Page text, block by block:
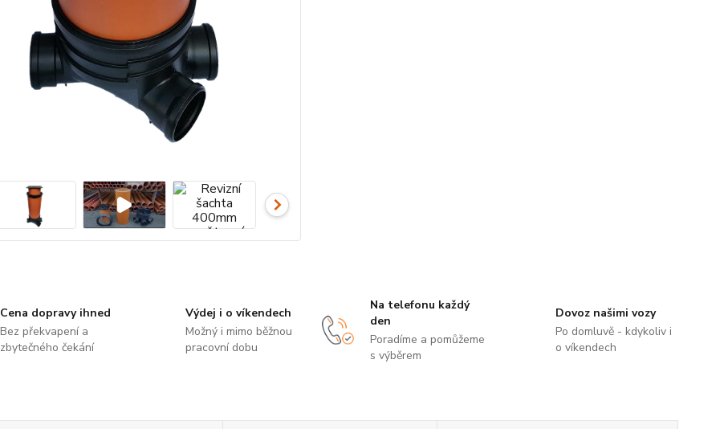
Cena dopravy ihned
Bez překvapení a
zbytečného čekání
Výdej i o víkendech
Možný i mimo běžnou
pracovní dobu
Na telefonu každý
den
Poradíme a pomůžeme
s výběrem
Dovoz našimi vozy
Po domluvě - kdykoliv i
o víkendech